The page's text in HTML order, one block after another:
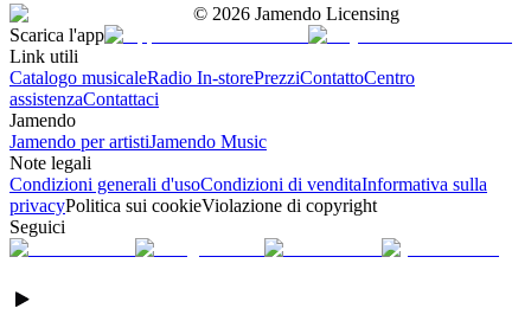
© 2026 Jamendo Licensing
Scarica l'app
Link utili
Catalogo musicaleRadio In-storePrezziContattoCentro
assistenzaContattaci
Jamendo
Jamendo per artistiJamendo Music
Note legali
Condizioni generali d'usoCondizioni di venditaInformativa sulla
privacyPolitica sui cookieViolazione di copyright
Seguici